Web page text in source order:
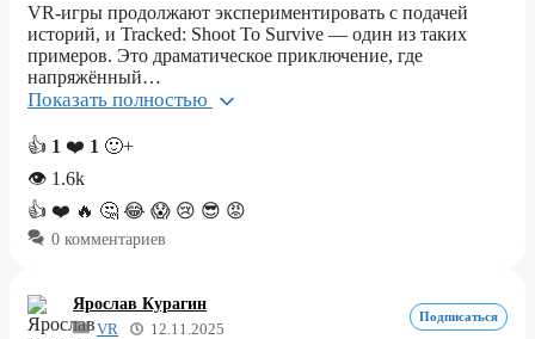
VR-игры продолжают экспериментировать с подачей
историй, и Tracked: Shoot To Survive — один из таких
примеров. Это драматическое приключение, где
напряжённый…
Показать полностью
👍 1 ❤️ 1 🙂+
👁 1.6k
👍 ❤️ 🔥 🤔 😂 😱 😢 😎 😡
0 комментариев
Ярослав Курагин
VR
12.11.2025
Подписаться